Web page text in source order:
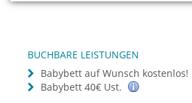
BUCHBARE LEISTUNGEN
Babybett auf Wunsch kostenlos!
Babybett 40€ Ust.